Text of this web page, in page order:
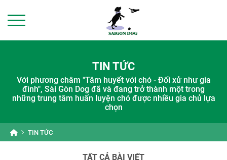
TIN TỨC
Với phương châm "Tâm huyết với chó - Đối xử như gia
đình", Sài Gòn Dog đã và đang trở thành một trong
những trung tâm huấn luyện chó được nhiều gia chủ lựa
chọn
TIN TỨC
TẤT CẢ BÀI VIẾT